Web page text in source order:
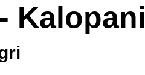
Kalopani